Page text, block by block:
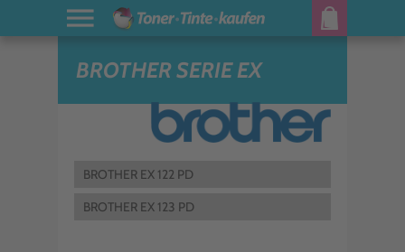
BROTHER SERIE EX
BROTHER EX 122 PD
BROTHER EX 123 PD